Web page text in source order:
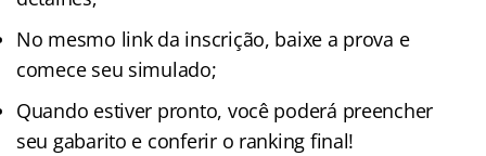
No mesmo link da inscrição, baixe a prova e
comece seu simulado;
Quando estiver pronto, você poderá preencher
seu gabarito e conferir o ranking final!